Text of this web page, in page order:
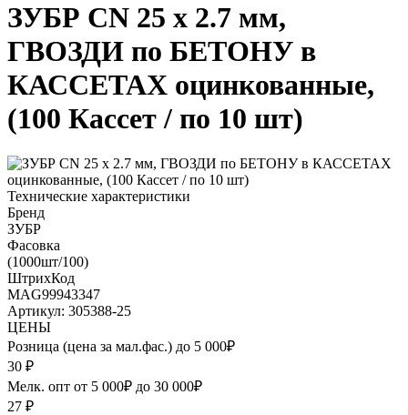
ЗУБР CN 25 х 2.7 мм,
ГВОЗДИ по БЕТОНУ в
КАССЕТАХ оцинкованные,
(100 Кассет / по 10 шт)
Технические характеристики
Бренд
ЗУБР
Фасовка
(1000шт/100)
ШтрихКод
MAG99943347
Артикул: 305388-25
ЦЕНЫ
Розница (цена за мал.фас.) до 5 000₽
30 ₽
Мелк. опт от 5 000₽ до 30 000₽
27 ₽